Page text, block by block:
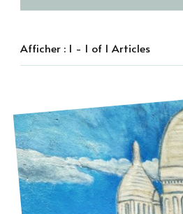
Afficher : 1 - 1 of 1 Articles